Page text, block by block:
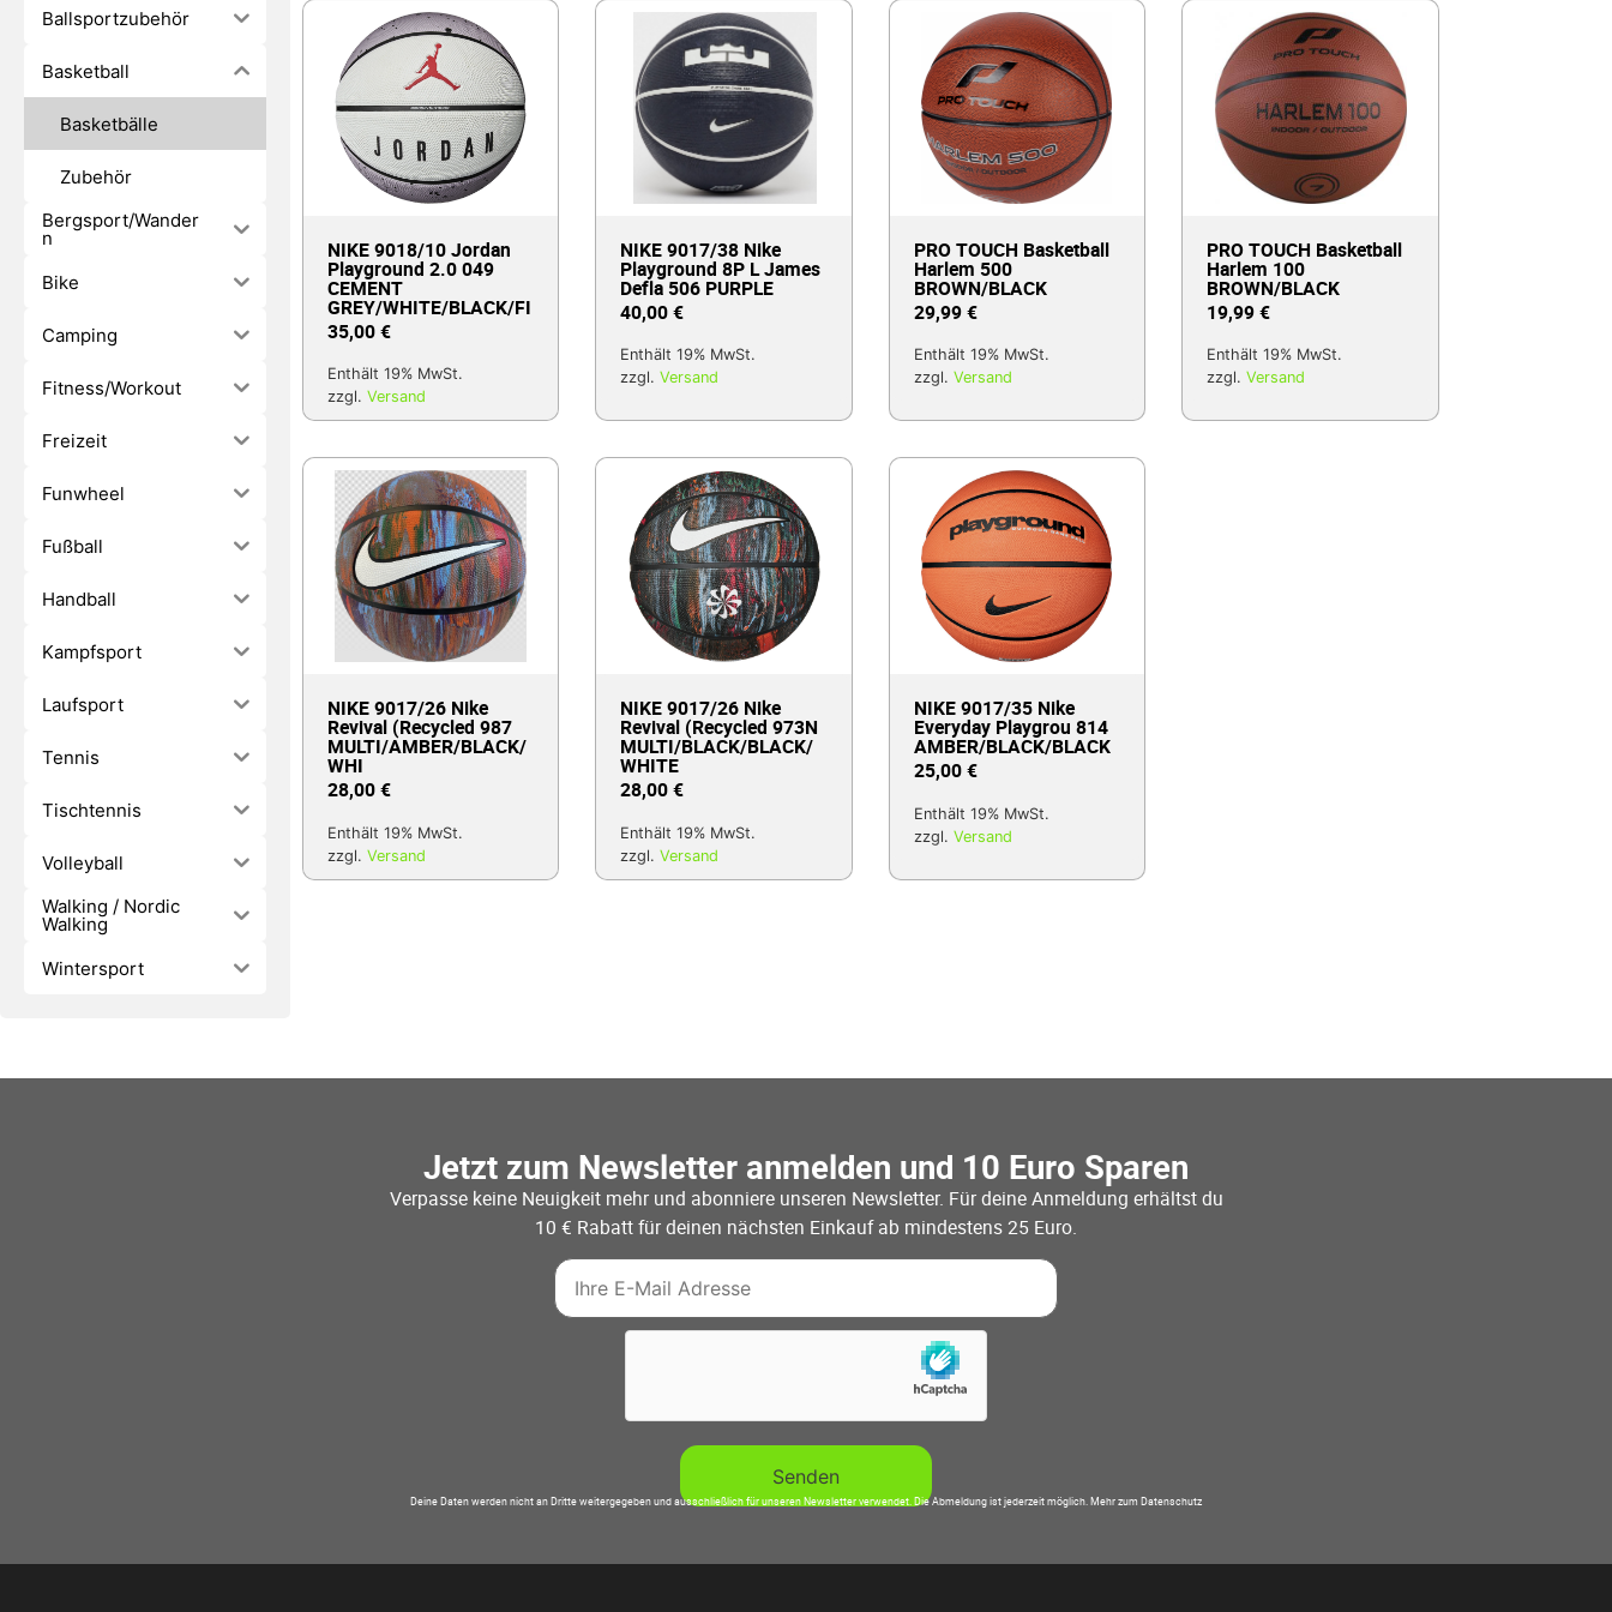
Ballsportzubehör
Basketball
Basketbälle
Zubehör
Bergsport/Wander
n
Bike
Camping
Fitness/Workout
Freizeit
Funwheel
Fußball
Handball
Kampfsport
Laufsport
Tennis
Tischtennis
Volleyball
Walking / Nordic
Walking
Wintersport
NIKE 9018/10 Jordan
Playground 2.0 049
CEMENT
GREY/WHITE/BLACK/FI
35,00€
Enthält 19% MwSt.
zzgl. Versand
NIKE 9017/38 Nike
Playground 8P L James
Defla 506 PURPLE
40,00€
Enthält 19% MwSt.
zzgl.Versand
PRO TOUCH Basketball
Harlem 500
BROWN/BLACK
29,99€
Enthält 19% MwSt.
zzgl. Versand
PRO TOUCH Basketball
Harlem 100
BROWN/BLACK
19,99€
Enthält 19% MwSt.
zzgl.Versand
NIKE 9017/26 Nike
Revival (Recycled 987
MULTI/AMBER/BLACK/
WHI
28,00€
Enthält 19% MwSt.
zzgl. Versand
NIKE 9017/26 Nike
Revival (Recycled 973N
MULTI/BLACK/BLACK/
WHITE
28,00€
Enthält 19% MwSt.
zzgl.Versand
NIKE 9017/35 Nike
Everyday Playgrou 814
AMBER/BLACK/BLACK
25,00€
Enthält 19% MwSt.
zzgl. Versand
Jetzt zum Newsletter anmelden und 10 Euro Sparen
Verpasse keine Neuigkeit mehr und abonniere unseren Newsletter. Für deine Anmeldung erhältst du
10 € Rabatt für deinen nächsten Einkauf ab mindestens 25 Euro.
Deine Daten werden nicht an Dritte weitergegeben und ausschließlich für unseren Newsletter verwendet. Die Abmeldung ist jederzeit möglich. Mehr zum Datenschutz